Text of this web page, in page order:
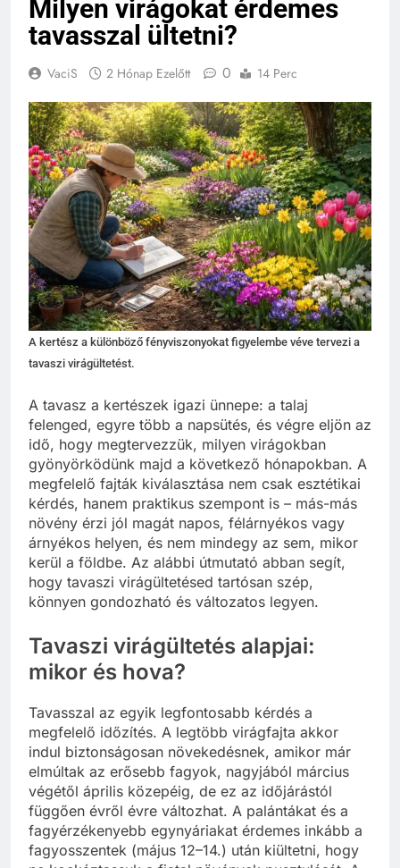
Milyen virágokat érdemes
tavasszal ültetni?
VaciS 2 Hónap Ezelőtt 0 14 Perc
A kertész a különböző fényviszonyokat figyelembe véve tervezi a
tavaszi virágültetést.
A tavasz a kertészek igazi ünnepe: a talaj
felenged, egyre több a napsütés, és végre eljön az
idő, hogy megtervezzük, milyen virágokban
gyönyörködünk majd a következő hónapokban. A
megfelelő fajták kiválasztása nem csak esztétikai
kérdés, hanem praktikus szempont is – más-más
növény érzi jól magát napos, félárnyékos vagy
árnyékos helyen, és nem mindegy az sem, mikor
kerül a földbe. Az alábbi útmutató abban segít,
hogy tavaszi virágültetésed tartósan szép,
könnyen gondozható és változatos legyen.
Tavaszi virágültetés alapjai:
mikor és hova?
Tavasszal az egyik legfontosabb kérdés a
megfelelő időzítés. A legtöbb virágfajta akkor
indul biztonságosan növekedésnek, amikor már
elmúltak az erősebb fagyok, nagyjából március
végétől április közepéig, de ez az időjárástól
függően évről évre változhat. A palántákat és a
fagyérzékenyebb egynyáriakat érdemes inkább a
fagyosszentek (május 12–14.) után kiültetni, hogy